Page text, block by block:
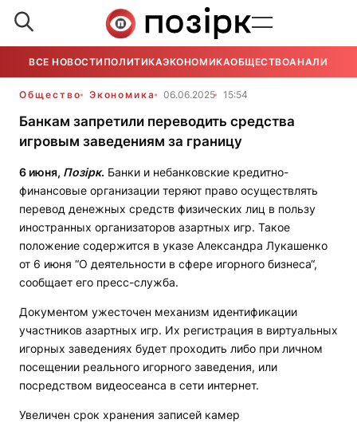
ВСЕ НОВОСТИ ПОЛИТИКАЭКОНОМИКАОБЩЕСТВОАНАЛИТИКА
Общество Экономика 06.06.2025 15:54
Банкам запретили переводить средства
игровым заведениям за границу
6 июня, Позірк. Банки и небанковские кредитно-
финансовые организации теряют право осуществлять
перевод денежных средств физических лиц в пользу
иностранных организаторов азартных игр. Такое
положение содержится в указе Александра Лукашенко
от 6 июня “О деятельности в сфере игорного бизнеса“,
сообщает его пресс-служба.
Документом ужесточен механизм идентификации
участников азартных игр. Их регистрация в виртуальных
игорных заведениях будет проходить либо при личном
посещении реального игорного заведения, или
посредством видеосеанса в сети интернет.
Увеличен срок хранения записей камер